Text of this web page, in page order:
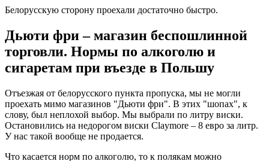
Белорусскую сторону проехали достаточно быстро.
Дьюти фри – магазин беспошлинной
торговли. Нормы по алкоголю и
сигаретам при въезде в Польшу
Отъезжая от белорусского пункта пропуска, мы не могли
проехать мимо магазинов "Дьюти фри". В этих "шопах", к
слову, был неплохой выбор. Мы выбрали по литру виски.
Остановились на недорогом виски Claymore – 8 евро за литр.
У нас такой вообще не продается.
Что касается норм по алкоголю, то к полякам можно